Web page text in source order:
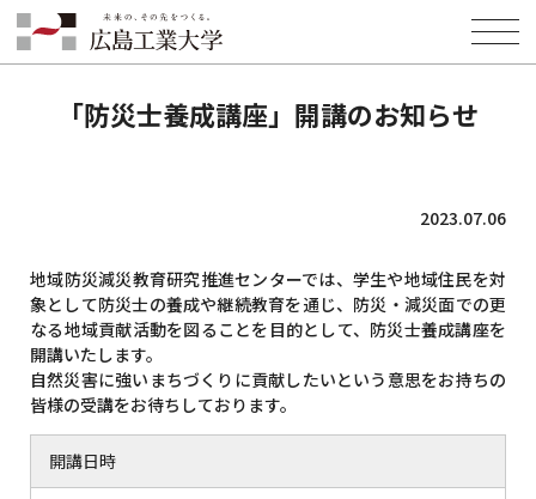
HOME INFORMATION
「防災士養成講座」開講のお知らせ
「防災士養成講座」開講のお知らせ
2023.07.06
地域防災減災教育研究推進センターでは、学生や地域住民を対
象として防災士の養成や継続教育を通じ、防災・減災面での更
なる地域貢献活動を図ることを目的として、防災士養成講座を
開講いたします。
自然災害に強いまちづくりに貢献したいという意思をお持ちの
皆様の受講をお待ちしております。
開講日時